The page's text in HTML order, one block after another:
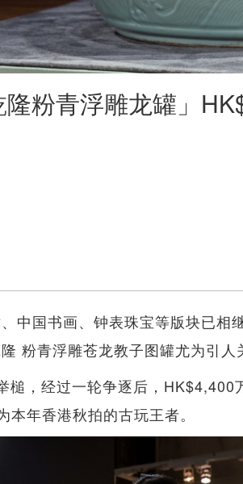
粉青浮雕龙罐」
中国书画、钟表珠宝等版块已相
粉青浮雕苍龙教子图罐尤为引人
槌，经过一轮争逐后，HK$4,400
年香港秋拍的古玩王者。